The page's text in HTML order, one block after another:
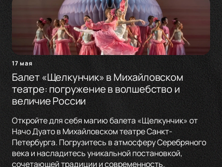
17 мая
Балет «Щелкунчик» в Михайловском
театре: погружение в волшебство и
величие России
Откройте для себя магию балета «Щелкунчик» от
Начо Дуато в Михайловском театре Санкт-
Петербурга. Погрузитесь в атмосферу Серебряного
века и насладитесь уникальной постановкой,
сочетающей традиции и современность.